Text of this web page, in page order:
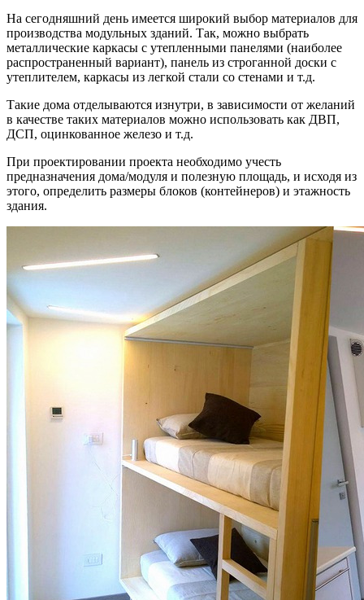
На сегодняшний день имеется широкий выбор материалов для
производства модульных зданий. Так, можно выбрать
металлические каркасы с утепленными панелями (наиболее
распространенный вариант), панель из строганной доски с
утеплителем, каркасы из легкой стали со стенами и т.д.
Такие дома отделываются изнутри, в зависимости от желаний
в качестве таких материалов можно использовать как ДВП,
ДСП, оцинкованное железо и т.д.
При проектировании проекта необходимо учесть
предназначения дома/модуля и полезную площадь, и исходя из
этого, определить размеры блоков (контейнеров) и этажность
здания.